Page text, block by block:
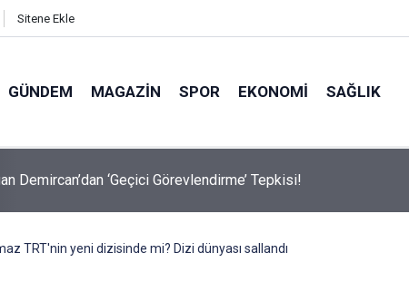
Sitene Ekle
GÜNDEM MAGAZIN SPOR EKONOMI SAĞLIK
Havalarda Ödem Şikayetini Hafife Almayın!
TRT'nin yeni dizisinde mi? Dizi dünyası sallandı